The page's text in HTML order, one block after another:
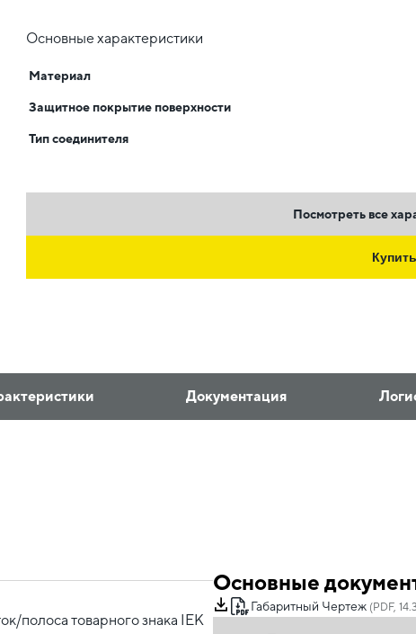
Основные характеристики
Материал
Защитное покрытие поверхности
Тип соединителя
Посмотреть все
Купить
Документация
полоса товарного знака IEK
Основные
Габаритный Чертеж (PDF,